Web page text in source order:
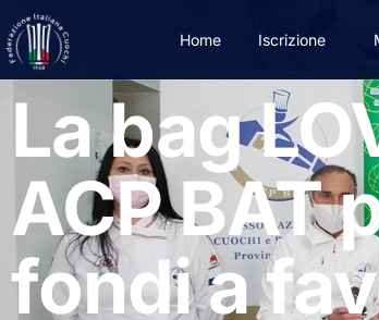
Home Iscrizione
La bag
ACP BAT
fondi a